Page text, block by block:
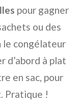
pour gagner
ou des
congélateur
d’abord à plat
en sac, pour
Pratique !